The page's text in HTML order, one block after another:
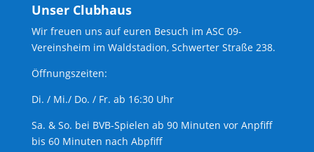
Unser Clubhaus
Wir freuen uns auf euren Besuch im ASC 09-
Vereinsheim im Waldstadion, Schwerter Straße 238.
Öffnungszeiten:
Di. / Mi./ Do. / Fr. ab 16:30 Uhr
Sa. & So. bei BVB-Spielen ab 90 Minuten vor Anpfiff
bis 60 Minuten nach Abpfiff